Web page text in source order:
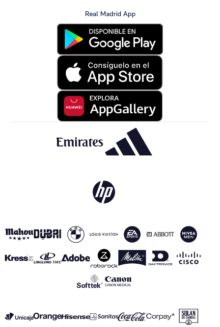
Real Madrid App